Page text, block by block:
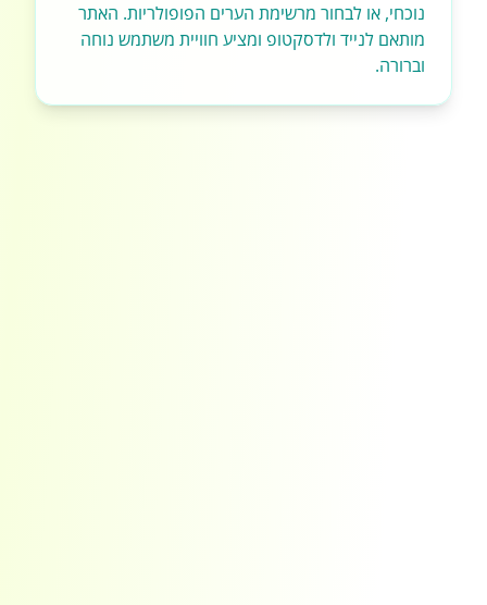
נוכחי, או לבחור מרשימת הערים הפופולריות. האתר
מותאם לנייד ולדסקטופ ומציע חוויית משתמש נוחה
וברורה.